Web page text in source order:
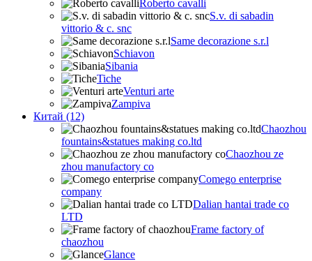
Roberto cavalli
S.v. di sabadin
vittorio & c. snc
Same decorazione s.r.l
Schiavon
Sibania
Tiche
Venturi arte
Zampiva
Китай (12)
Chaozhou
fountains&statues making co.ltd
Chaozhou ze
zhou manufactory co
Comego enterprise
company
Dalian hantai trade co
LTD
Frame factory of
chaozhou
Glance